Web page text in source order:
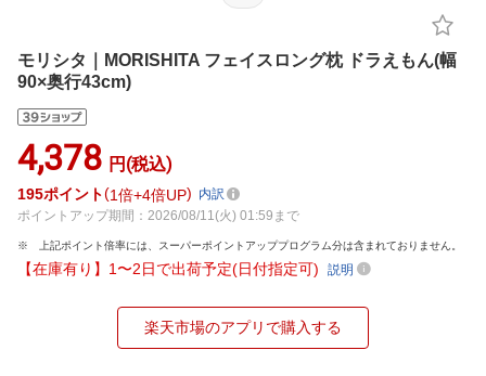
モリシタ｜MORISHITA フェイスロング枕 ドラえもん(幅
90×奥行43cm)
4,378 円(税込)
195ポイント 1倍 4倍UP
内訳
ポイントアップ期間：2026/08/11(火) 01:59まで
上記ポイント倍率には、スーパーポイントアッププログラム分は含まれておりません。
【在庫有り】1〜2日で出荷予定(日付指定可) 説明
楽天市場のアプリで購入する